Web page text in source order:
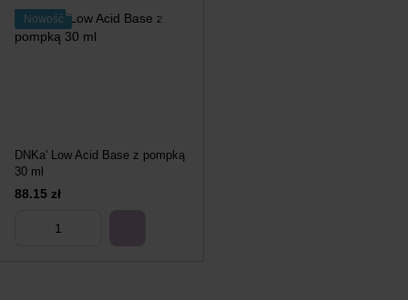
Nowość
DNKa' Low Acid Base z pompką
30 ml
88.15 zł